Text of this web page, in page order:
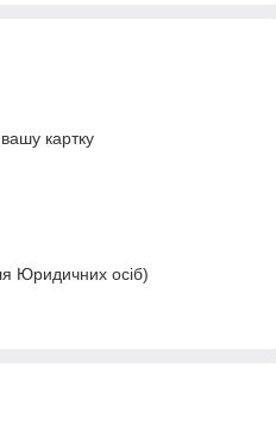
картку
Юридичних осіб)